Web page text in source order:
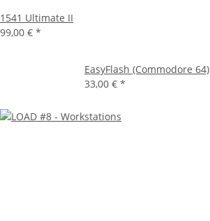
1541 Ultimate II
99,00 € *
EasyFlash (Commodore 64)
33,00 € *